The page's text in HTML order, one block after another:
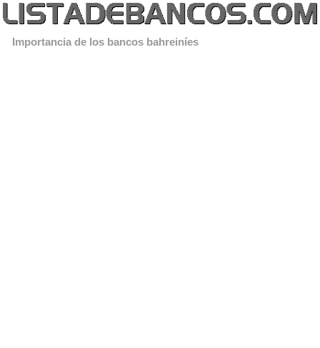
Importancia de los bancos bahreiníes